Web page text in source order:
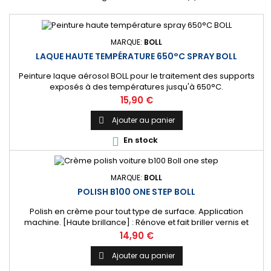
MARQUE: BOLL
LAQUE HAUTE TEMPÉRATURE 650°C SPRAY BOLL
Peinture laque aérosol BOLL pour le traitement des supports
exposés à des températures jusqu'à 650°C.
Prix
15,90 €
 Ajouter au panier
 En stock
MARQUE: BOLL
POLISH B100 ONE STEP BOLL
Polish en crème pour tout type de surface. Application
machine. [Haute brillance] : Rénove et fait briller vernis et
peintures. [Anti-rayure] : Élimine les micro-rayures, rayures
profondes et défauts de carrosserie.
Prix
14,90 €
 Ajouter au panier